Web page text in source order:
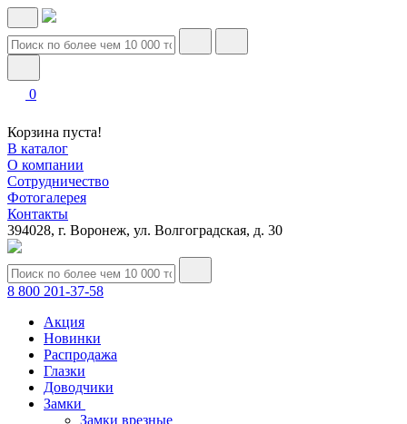
0
Корзина пуста!
В каталог
О компании
Сотрудничество
Фотогалерея
Контакты
394028, г. Воронеж, ул. Волгоградская, д. 30
8 800 201-37-58
Акция
Новинки
Распродажа
Глазки
Доводчики
Замки
Замки врезные